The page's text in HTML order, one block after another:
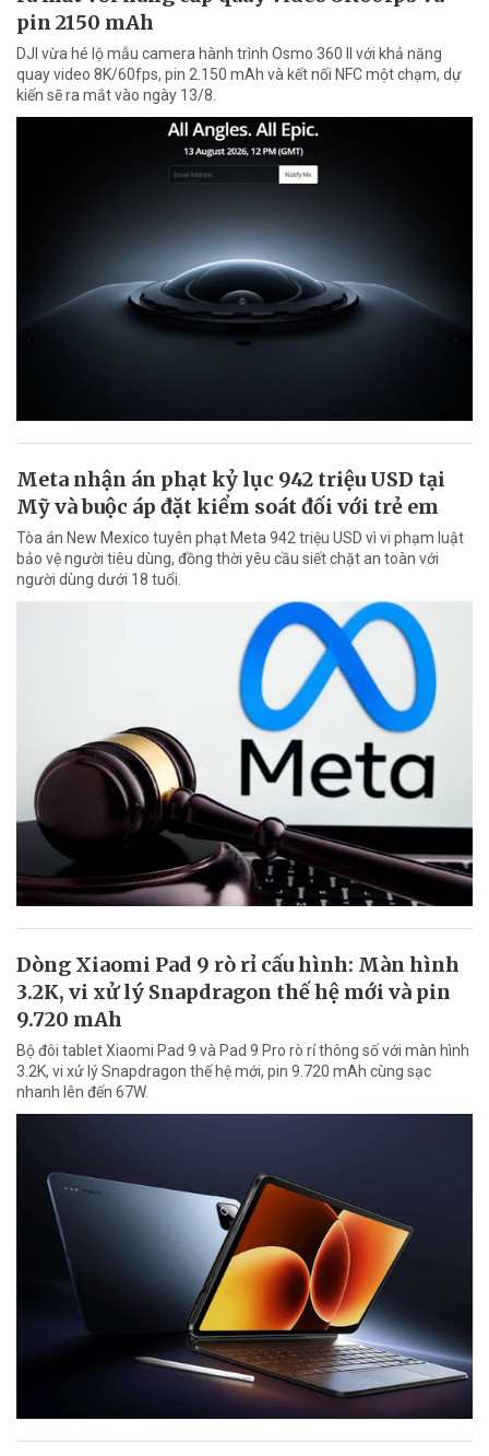
pin 2150 mAh
DJI vừa hé lộ mẫu camera hành trình Osmo 360 II với khả năng
quay video 8K/60fps, pin 2.150 mAh và kết nối NFC một chạm, dự
kiến sẽ ra mắt vào ngày 13/8.
Meta nhận án phạt kỷ lục 942 triệu USD tại
Mỹ và buộc áp đặt kiểm soát đối với trẻ em
Tòa án New Mexico tuyên phạt Meta 942 triệu USD vì vi phạm luật
bảo vệ người tiêu dùng, đồng thời yêu cầu siết chặt an toàn với
người dùng dưới 18 tuổi.
Dòng Xiaomi Pad 9 rò rỉ cấu hình: Màn hình
3.2K, vi xử lý Snapdragon thế hệ mới và pin
9.720 mAh
Bộ đôi tablet Xiaomi Pad 9 và Pad 9 Pro rò rỉ thông số với màn hình
3.2K, vi xử lý Snapdragon thế hệ mới, pin 9.720 mAh cùng sạc
nhanh lên đến 67W.